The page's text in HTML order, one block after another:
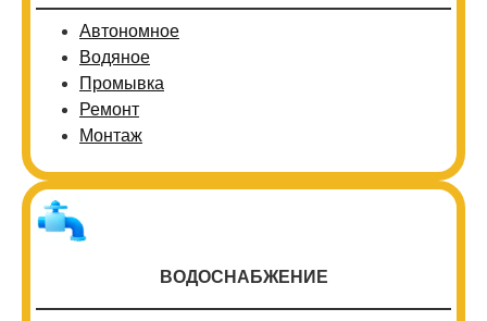
Автономное
Водяное
Промывка
Ремонт
Монтаж
ВОДОСНАБЖЕНИЕ